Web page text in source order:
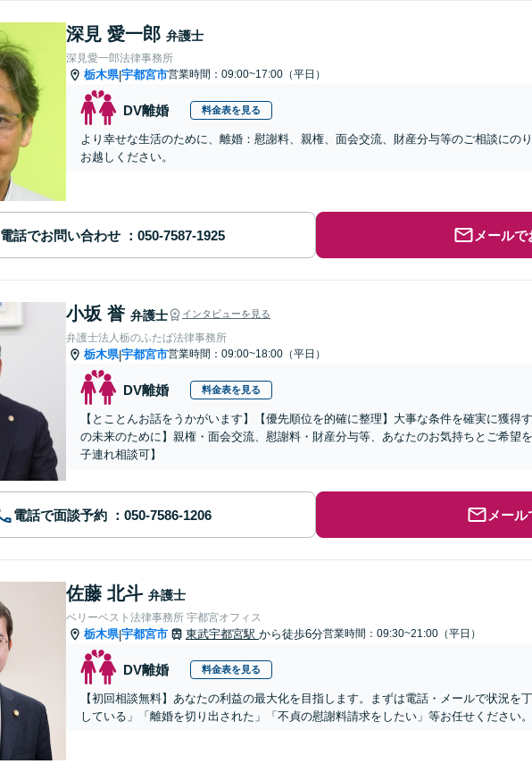
深見 愛一郎 弁護士
深見愛一郎法律事務所
栃木県|宇都宮市営業時間：09:00~17:00（平日）
DV離婚 料金表を見る
より幸せな生活のために、離婚：慰謝料、親権、面会交流、財産分与等のご相談にの
お越しください。
電話でお問い合わせ メール
小坂 誉 弁護士 インタビューを見る
弁護士法人栃のふたば法律事務所
栃木県|宇都宮市営業時間：09:00~18:00（平日）
DV離婚 料金表を見る
【とことんお話をうかがいます】【優先順位を的確に整理】大事な条件を確実に獲得
の未来のために】親権・面会交流、慰謝料・財産分与等、あなたのお気持ちとご希望
子連れ相談可】
電話で面談予約 メー
佐藤 北斗 弁護士
ベリーベスト法律事務所 宇都宮オフィス
栃木県|宇都宮市 東武宇都宮駅 から徒歩6分営業時間：09:30~21:00（平日）
DV離婚 料金表を見る
【初回相談無料】あなたの利益の最大化を目指します。まずは電話・メールで状況を
している」「離婚を切り出された」「不貞の慰謝料請求をしたい」等お任せください